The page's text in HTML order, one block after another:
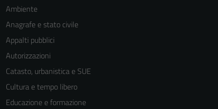
Ambiente
Anagrafe e stato civile
Appalti pubblici
Autorizzazioni
Catasto, urbanistica e SUE
Cultura e tempo libero
Educazione e formazione